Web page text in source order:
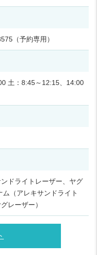
（予約専用）
土：8:45～12:15、14:00
ドライトレーザー、ヤグ
（アレキサンドライト
レーザー）